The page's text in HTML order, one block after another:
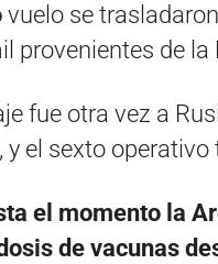
vuelo se
provenientes de
fue otra vez a
y el sexto
el momento la
de vacunas